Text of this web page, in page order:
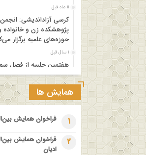
11 ماه قبل
کرسی آزاداندیشی:
پژوهشکده زن و خانواده
حوزه‌های علمیه برگزار
1 سال قبل
هفتمین جلسه از فصل
روز” ویژه برنامه
مدرسه بهاره بازخوانی
کارگاه آموزشی کلام
دیدگاه امامیه و ماتریدیه”
همایش ها
1 فراخوان همایش
2
فراخوان همایش
ادیان